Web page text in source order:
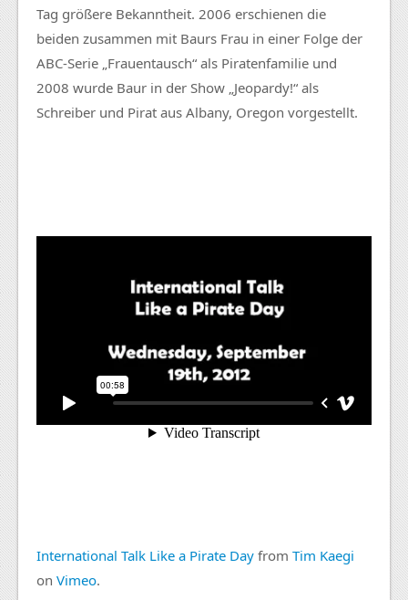
Tag größere Bekanntheit. 2006 erschienen die
beiden zusammen mit Baurs Frau in einer Folge der
ABC-Serie „Frauentausch“ als Piratenfamilie und
2008 wurde Baur in der Show „Jeopardy!“ als
Schreiber und Pirat aus Albany, Oregon vorgestellt.
International Talk Like a Pirate Day from Tim Kaegi
on Vimeo.